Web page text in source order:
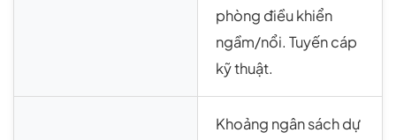
phòng điều khiển
ngầm/nổi. Tuyến cáp
kỹ thuật.
Khoảng ngân sách dự